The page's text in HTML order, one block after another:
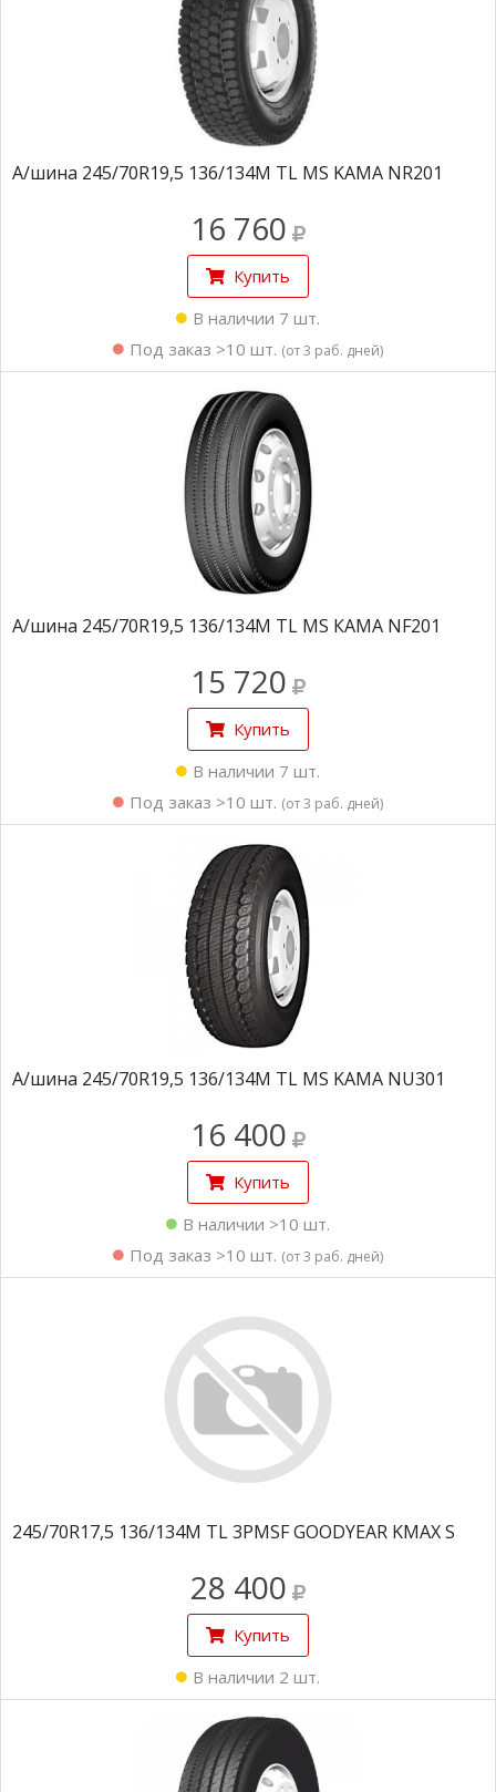
А/шина 245/70R19,5 136/134M TL MS KAMA NR201
16 760
Купить
В наличии 7 шт.
Под заказ >10 шт. (от 3 раб. дней)
А/шина 245/70R19,5 136/134M TL MS КАМА NF201
15 720
Купить
В наличии 7 шт.
Под заказ >10 шт. (от 3 раб. дней)
А/шина 245/70R19,5 136/134M TL MS KAMA NU301
16 400
Купить
В наличии >10 шт.
Под заказ >10 шт. (от 3 раб. дней)
245/70R17,5 136/134M TL 3PMSF GOODYEAR KMAX S
28 400
Купить
В наличии 2 шт.